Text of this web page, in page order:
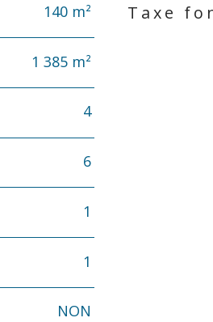
140 m²
1 385 m²
4
6
1
1
NON
Taxe